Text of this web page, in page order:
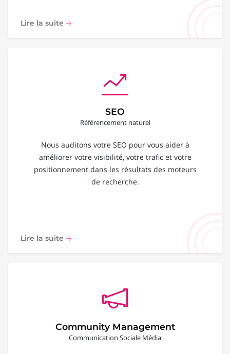
Lire la suite
SEO
Référencement naturel
Nous auditons votre SEO pour vous aider à
améliorer votre visibilité, votre trafic et votre
positionnement dans les résultats des moteurs
de recherche.
Lire la suite
Community Management
Communication Sociale Média